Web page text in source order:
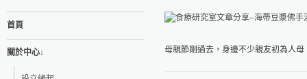
首頁
關於中心↓ 母親節剛過去，身邊不少親友初為人